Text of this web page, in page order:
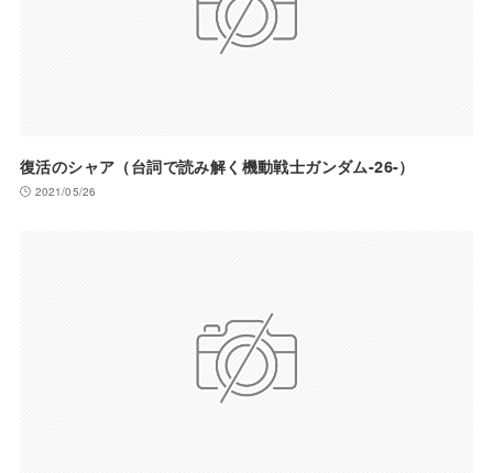
復活のシャア（台詞で読み解く機動戦士ガンダム-26-）
2021/05/26